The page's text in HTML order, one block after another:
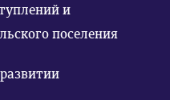
и
поселения